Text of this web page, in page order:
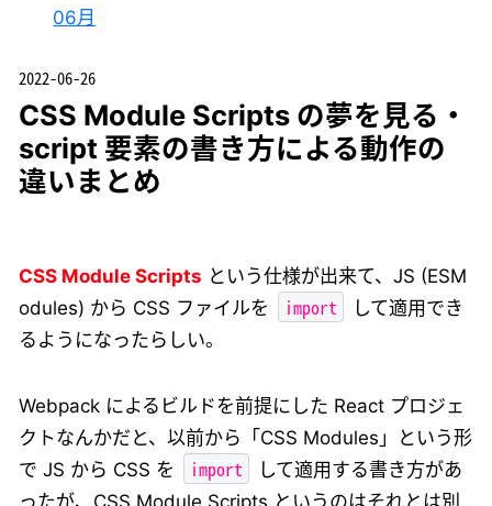
06月
2022-06-26
CSS Module Scripts の夢を見る・
script 要素の書き方による動作の
違いまとめ
CSS Module Scripts という仕様が出来て、JS (ESM
odules) から CSS ファイルを
import
して適用でき
るようになったらしい。
Webpack によるビルドを前提にした React プロジェ
クトなんかだと、以前から「CSS Modules」という形
で JS から CSS を
import
して適用する書き方があ
ったが、CSS Module Scripts というのはそれとは別